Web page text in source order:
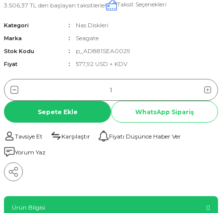
3.506,37 TL den başlayan taksitlerle! Taksit Seçenekleri
Kategori Nas Diskleri
Marka Seagate
Stok Kodu p_AD881SEA0029
Fiyat 577,92 USD + KDV
Sepete Ekle WhatsApp Sipariş
Tavsiye Et Karşılaştır Fiyatı Düşünce Haber Ver
Yorum Yaz
Ürün Bilgisi